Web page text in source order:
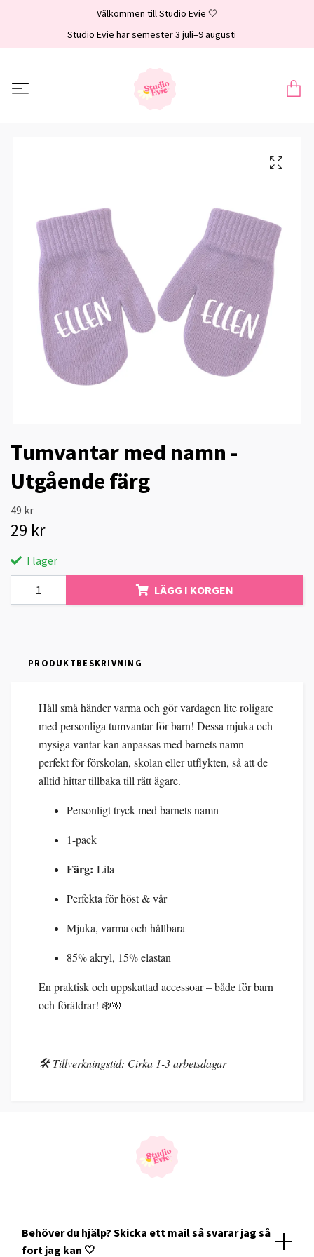
Välkommen till Studio Evie 🤍
Studio Evie har semester 3 juli–9 augusti
Tumvantar med namn -
Utgående färg
49 kr
29 kr
I lager
LÄGG I KORGEN
PRODUKTBESKRIVNING
Håll små händer varma och gör vardagen lite roligare
med personliga tumvantar för barn! Dessa mjuka och
mysiga vantar kan anpassas med barnets namn –
perfekt för förskolan, skolan eller utflykten, så att de
alltid hittar tillbaka till rätt ägare.
Personligt tryck med barnets namn
1-pack
Färg: Lila
Perfekta för höst & vår
Mjuka, varma och hållbara
85% akryl, 15% elastan
En praktisk och uppskattad accessoar – både för barn
och föräldrar! ❄️🧤
🛠️ Tillverkningstid: Cirka 1-3 arbetsdagar
Behöver du hjälp? Skicka ett mail så svarar jag så
fort jag kan 🤍